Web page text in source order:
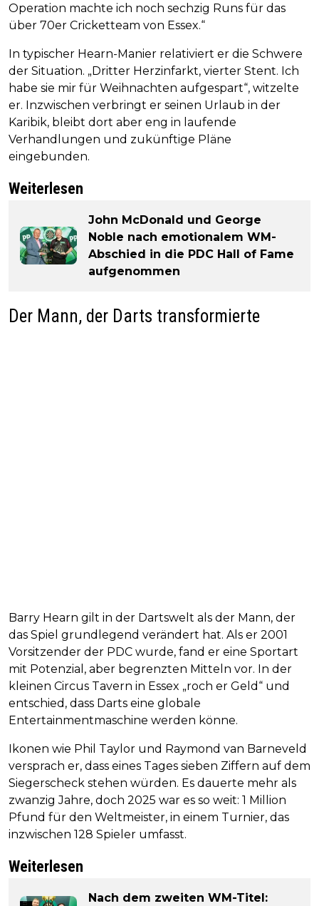
Operation machte ich noch sechzig Runs für das
über 70er Cricketteam von Essex.“
In typischer Hearn-Manier relativiert er die Schwere
der Situation. „Dritter Herzinfarkt, vierter Stent. Ich
habe sie mir für Weihnachten aufgespart“, witzelte
er. Inzwischen verbringt er seinen Urlaub in der
Karibik, bleibt dort aber eng in laufende
Verhandlungen und zukünftige Pläne
eingebunden.
Weiterlesen
John McDonald und George
Noble nach emotionalem WM-
Abschied in die PDC Hall of Fame
aufgenommen
Der Mann, der Darts transformierte
Barry Hearn gilt in der Dartswelt als der Mann, der
das Spiel grundlegend verändert hat. Als er 2001
Vorsitzender der PDC wurde, fand er eine Sportart
mit Potenzial, aber begrenzten Mitteln vor. In der
kleinen Circus Tavern in Essex „roch er Geld“ und
entschied, dass Darts eine globale
Entertainmentmaschine werden könne.
Ikonen wie Phil Taylor und Raymond van Barneveld
versprach er, dass eines Tages sieben Ziffern auf dem
Siegerscheck stehen würden. Es dauerte mehr als
zwanzig Jahre, doch 2025 war es so weit: 1 Million
Pfund für den Weltmeister, in einem Turnier, das
inzwischen 128 Spieler umfasst.
Weiterlesen
Nach dem zweiten WM-Titel: